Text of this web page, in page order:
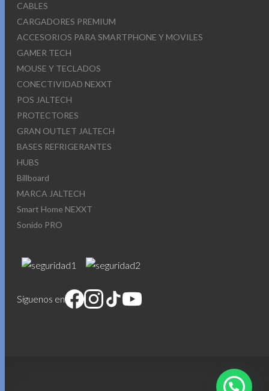
CABLES
CARGADORES PREMIUM
ACCESORIOS PARA SMARTPHONE Y MOVILES
GAMER TECH
MOUSE Y TECLADOS
CONECTIVIDAD NEXXT
POS JALTECH
PROTECTORES
GRAN OUTLET JALTECH
BASES REFRIGERANTES
HUBS
Billboard
MARCA JALTECH
Smart Home NEXXT
Sonido PRO
Síguenos en